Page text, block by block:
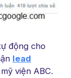
động cho
lead
viện ABC.